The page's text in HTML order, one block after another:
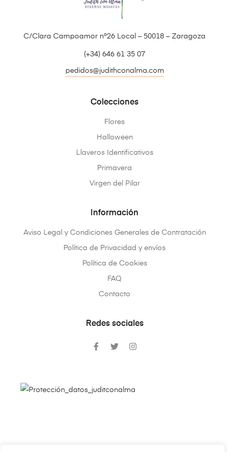
C/Clara Campoamor nº26 Local – 50018 – Zaragoza
(+34) 646 61 35 07
pedidos@judithconalma.com
Colecciones
Flores
Halloween
Llaveros Identificativos
Primavera
Virgen del Pilar
Información
Aviso Legal y Condiciones Generales de Contratación
Política de Privacidad y envíos
Política de Cookies
FAQ
Contacto
Redes sociales